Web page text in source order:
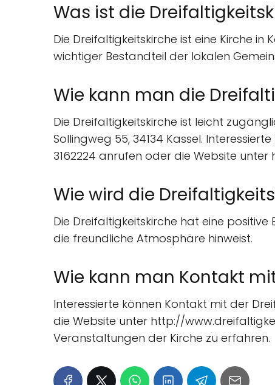
Was ist die
Die Dreifaltigkeitskirche ist eine Kirche in
wichtiger Bestandteil der lokalen
Wie kann man die
Die Dreifaltigkeitskirche ist leicht
Sollingweg 55, 34134 Kassel.
3162224 anrufen oder die Website
Wie wird die
Die Dreifaltigkeitskirche hat eine
die freundliche Atmosphäre hinweist.
Wie kann man Kontakt
Interessierte können Kontakt mit der
die Website unter http://
Veranstaltungen der Kirche zu erfahren.